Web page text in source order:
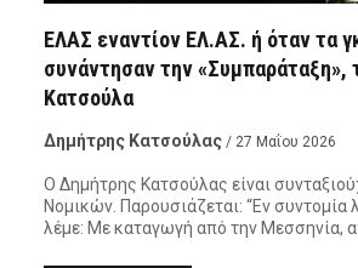
ΕΛΑΣ εναντίον ΕΛ.ΑΣ. ή όταν τα
συνάντησαν την «Συμπαράταξη»,
Κατσούλα
Δημήτρης Κατσούλας / 27 Μαΐου 2026
Ο Δημήτρης Κατσούλας είναι
Νομικών. Παρουσιάζεται: “Εν συντομία
λέμε: Με καταγωγή από την Μεσσηνία,